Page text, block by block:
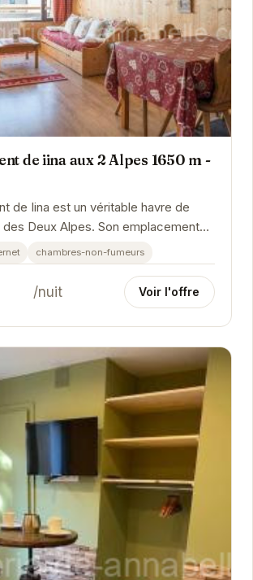
de iina aux 2 Alpes 1650 m -
de Iina est un véritable havre de
Deux Alpes. Son emplacement
de profiter pleinement des...
chambres-non-fumeurs
/nuit Voir l'offre